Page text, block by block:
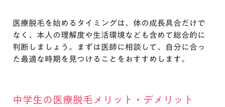
医療脱毛を始めるタイミングは、体の成長具合だけで
なく、本人の理解度や生活環境なども含めて総合的に
判断しましょう。まずは医師に相談して、自分に合っ
た最適な時期を見つけることをおすすめします。
中学生の医療脱毛メリット・デメリット